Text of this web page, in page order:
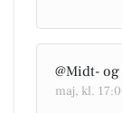
@Midt-
maj, kl.